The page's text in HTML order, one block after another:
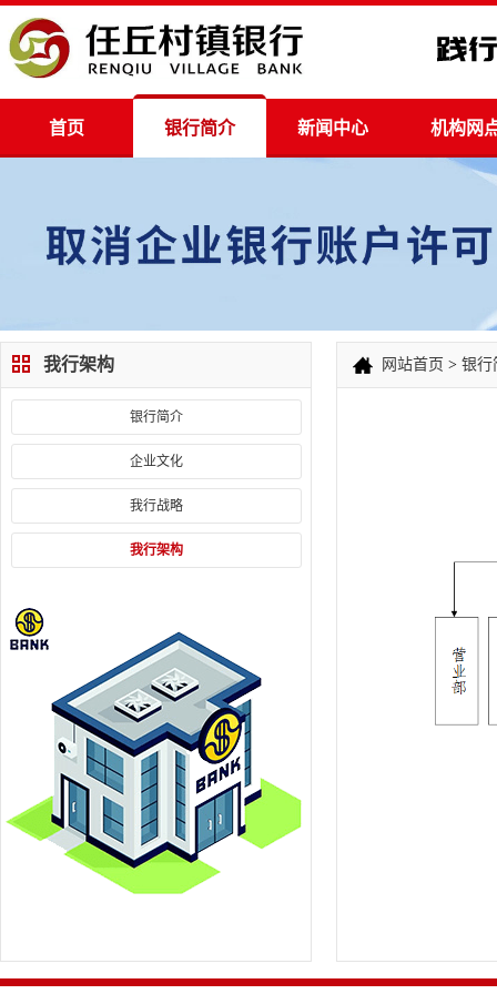
首页 银行简介 新闻中心 机构网
我行架构
银行简介
企业文化
我行战略
我行架构
网站首页 > 银行